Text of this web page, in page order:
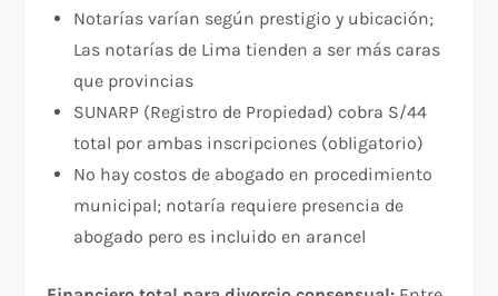
Notarías varían según prestigio y ubicación;
Las notarías de Lima tienden a ser más caras
que provincias
SUNARP (Registro de Propiedad) cobra S/44
total por ambas inscripciones (obligatorio)​
No hay costos de abogado en procedimiento
municipal; notaría requiere presencia de
abogado pero es incluido en arancel